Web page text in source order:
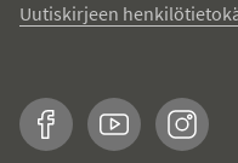
Uutiskirjeen
FacebookYouTube